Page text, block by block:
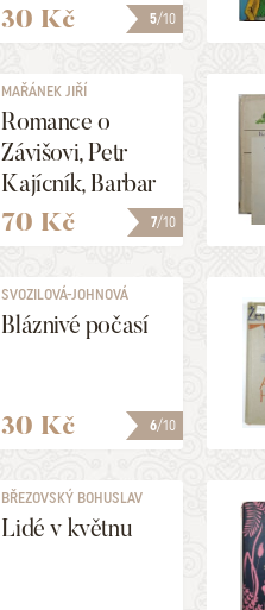
5/10
30 Kč
7/10
MAŘÁNEK JIŘÍ
Romance o
Závišovi, Petr
Kajícník, Barbar
Vok
70 Kč
6/10
SVOZILOVÁ-JOHNOVÁ
HERMA
Bláznivé počasí
30 Kč
BŘEZOVSKÝ BOHUSLAV
Lidé v květnu